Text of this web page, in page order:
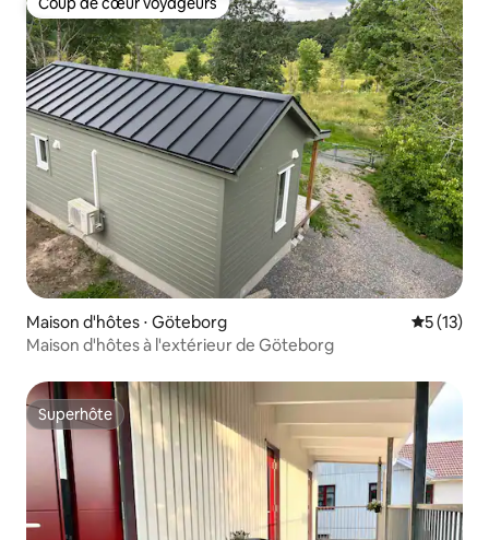
Coup de cœur voyageurs
Maison d'hôtes ⋅ Göteborg
5 (13)
Maison d'hôtes à l'extérieur de Göteborg
Superhôte
Superhôte